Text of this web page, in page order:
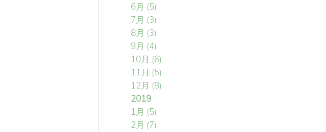
6月 (5)
7月 (3)
8月 (3)
9月 (4)
10月 (6)
11月 (5)
12月 (8)
2019
1月 (5)
2月 (7)